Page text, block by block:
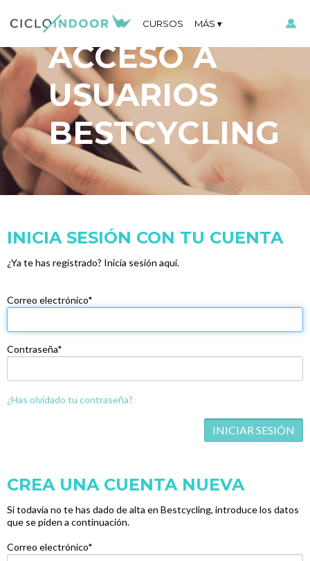
CURSOS MÁS
ACCESO A
USUARIOS
BESTCYCLING
INICIA SESIÓN CON TU CUENTA
¿Ya te has registrado? Inicia sesión aquí.
Correo electrónico*
Contraseña*
¿Has olvidado tu contraseña?
CREA UNA CUENTA NUEVA
Si todavía no te has dado de alta en Bestcycling, introduce los datos
que se piden a continuación.
Correo electrónico*